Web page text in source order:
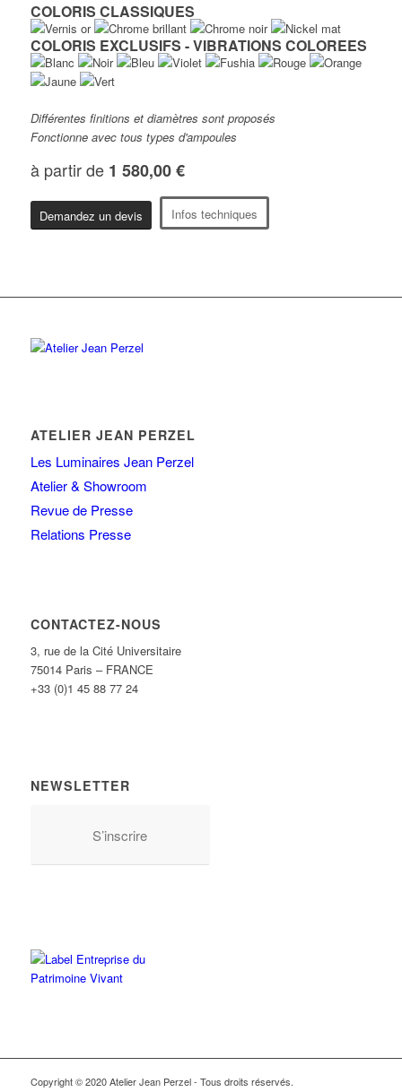
COLORIS CLASSIQUES
COLORIS EXCLUSIFS - VIBRATIONS COLOREES
Différentes finitions et diamètres sont proposés
Fonctionne avec tous types d'ampoules
à partir de 1 580,00 €
Demandez un devis Infos techniques
ATELIER JEAN PERZEL
Les Luminaires Jean Perzel
Atelier & Showroom
Revue de Presse
Relations Presse
CONTACTEZ-NOUS
3, rue de la Cité Universitaire
75014 Paris – FRANCE
+33 (0)1 45 88 77 24
NEWSLETTER
S’inscrire
Copyright © 2020 Atelier Jean Perzel - Tous droits réservés.